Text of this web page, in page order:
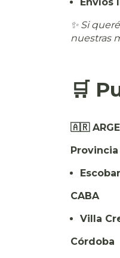
✨ Si
nuestras
🛒
🇦🇷
CABA
Villa
Córdoba